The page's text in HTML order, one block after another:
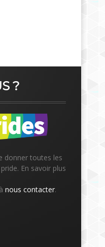
?
donner toutes les
En savoir plus
nous contacter.